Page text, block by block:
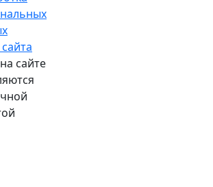
сайте